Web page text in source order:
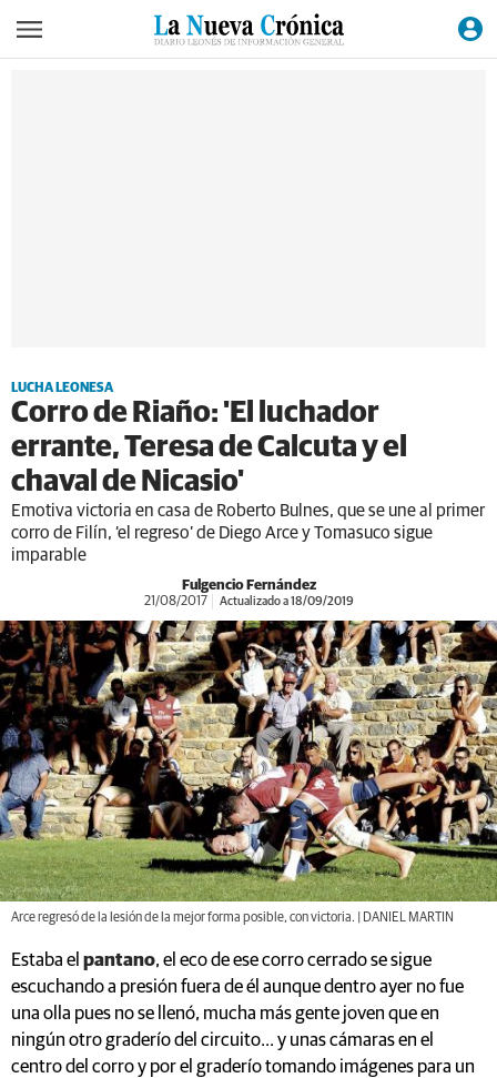
LUCHA LEONESA
Corro de Riaño: 'El luchador
errante, Teresa de Calcuta y el
chaval de Nicasio'
Emotiva victoria en casa de Roberto Bulnes, que se une al primer
corro de Filín, ‘el regreso’ de Diego Arce y Tomasuco sigue
imparable
Fulgencio Fernández
21/08/2017 Actualizado a 18/09/2019
Arce regresó de la lesión de la mejor forma posible, con victoria. | DANIEL MARTIN
Estaba el pantano, el eco de ese corro cerrado se sigue
escuchando a presión fuera de él aunque dentro ayer no fue
una olla pues no se llenó, mucha más gente joven que en
ningún otro graderío del circuito... y unas cámaras en el
centro del corro y por el graderío tomando imágenes para un